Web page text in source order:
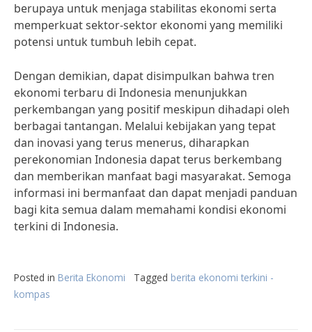
berupaya untuk menjaga stabilitas ekonomi serta
memperkuat sektor-sektor ekonomi yang memiliki
potensi untuk tumbuh lebih cepat.
Dengan demikian, dapat disimpulkan bahwa tren
ekonomi terbaru di Indonesia menunjukkan
perkembangan yang positif meskipun dihadapi oleh
berbagai tantangan. Melalui kebijakan yang tepat
dan inovasi yang terus menerus, diharapkan
perekonomian Indonesia dapat terus berkembang
dan memberikan manfaat bagi masyarakat. Semoga
informasi ini bermanfaat dan dapat menjadi panduan
bagi kita semua dalam memahami kondisi ekonomi
terkini di Indonesia.
Posted in Berita Ekonomi Tagged berita ekonomi terkini -
kompas